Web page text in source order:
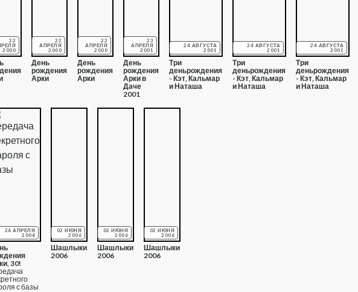
22
2000
22
АПРЕЛЯ
2000
День
рождения
Арки
22
АПРЕЛЯ
2000
День
рождения
Арки
23
АПРЕЛЯ
2001
День
рождения
Арки в
Даче
2001
24 АВГУСТА
2001
Три
деньрождения
- Кэт, Кальмар
и Наташа
24 АВГУСТА
2001
Три
деньрождения
- Кэт, Кальмар
и Наташа
24 АВГУСТА
2001
Три
деньрождения
- Кэт, Кальмар
и Наташа
24 АПРЕЛЯ
2004
30!
с базы
02 ИЮНЯ
2006
Шашлыки
2006
02 ИЮНЯ
2006
Шашлыки
2006
02 ИЮНЯ
2006
Шашлыки
2006